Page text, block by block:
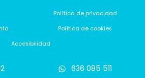
Política de privacidad
Política de cookies
Accesibilidad
636 085 511